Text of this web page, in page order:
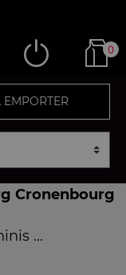
0
EMPORTER
Cronenbourg
...